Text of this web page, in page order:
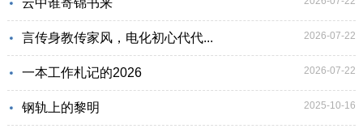
2026-07-22
言传身教传家风，电化初心代代...
2026-07-22
一本工作札记的2026
2025-10-16
钢轨上的黎明